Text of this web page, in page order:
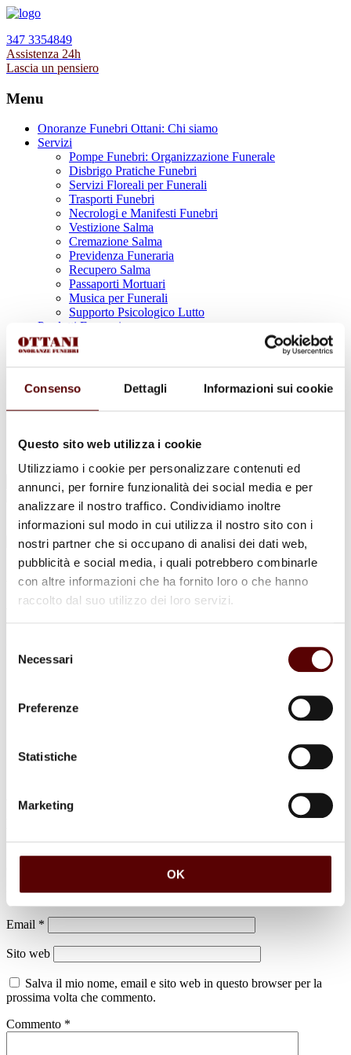
Consenso Dettagli Informazioni sui cookie
Questo sito web utilizza i cookie
Utilizziamo i cookie per personalizzare contenuti ed
annunci, per fornire funzionalità dei social media e per
analizzare il nostro traffico. Condividiamo inoltre
informazioni sul modo in cui utilizza il nostro sito con i
nostri partner che si occupano di analisi dei dati web,
pubblicità e social media, i quali potrebbero combinarle
con altre informazioni che ha fornito loro o che hanno
raccolto dal suo utilizzo dei loro servizi.
delNecessari
Preferenze
Statistiche
Marketing
OK
347 3354849
Assistenza 24h
Lascia un pensiero
Menu
Onoranze Funebri Ottani: Chi siamo
Servizi
Pompe Funebri: Organizzazione Funerale
Disbrigo Pratiche Funebri
Servizi Floreali per Funerali
Trasporti Funebri
Necrologi e Manifesti Funebri
Vestizione Salma
Cremazione Salma
Previdenza Funeraria
Recupero Salma
Passaporti Mortuari
Musica per Funerali
Supporto Psicologico Lutto
Prodotti Funerari
Lapidi, Lastre tombali e Monumenti Funerari
Urne Cinerarie
Allestimento Funebre
Cofani Funebri
In caso di decesso
Necrologi
Sedi Onoranze Funebri Ottani
per:
Angela Maria Marcato
Il tuo indirizzo email non sarà pubblicato. I campi obbligatori sono
Nome*
Email *
Sito web
Salva il mio nome, email e sito web in questo browser per la
prossima volta che commento.
Commento *